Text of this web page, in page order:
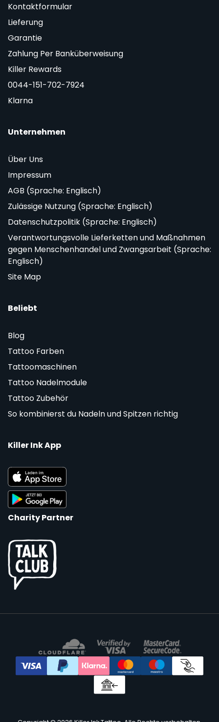
Kontaktformular
Lieferung
Garantie
Zahlung Per Banküberweisung
Killer Rewards
0044-151-702-7924
Klarna
Unternehmen
Über Uns
Impressum
AGB (Sprache: Englisch)
Zulässige Nutzung (Sprache: Englisch)
Datenschutzpolitik (Sprache: Englisch)
Verantwortungsvolle Lieferketten und Maßnahmen
gegen Menschenhandel und Zwangsarbeit (Sprache:
Englisch)
Site Map
Beliebt
Blog
Tattoo Farben
Tattoomaschinen
Tattoo Nadelmodule
Tattoo Zubehör
So kombinierst du Nadeln und Spitzen richtig
Killer Ink App
Charity Partner